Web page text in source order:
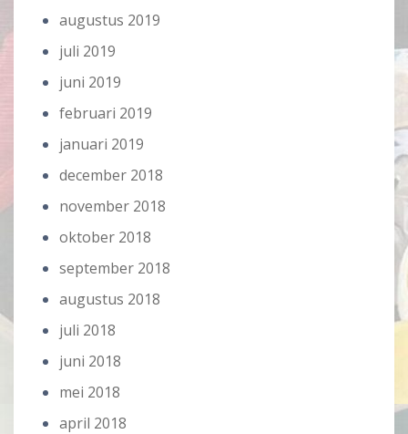
augustus 2019
juli 2019
juni 2019
februari 2019
januari 2019
december 2018
november 2018
oktober 2018
september 2018
augustus 2018
juli 2018
juni 2018
mei 2018
april 2018